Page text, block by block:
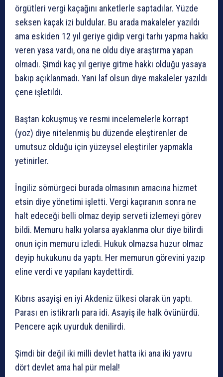
örgütleri vergi kaçağını anketlerle saptadılar. Yüzde
seksen kaçak izi buldular. Bu arada makaleler yazıldı
ama eskiden 12 yıl geriye gidip vergi tarhı yapma hakkı
veren yasa vardı, ona ne oldu diye araştırma yapan
olmadı. Şimdi kaç yıl geriye gitme hakkı olduğu yasaya
bakıp açıklanmadı. Yani laf olsun diye makaleler yazıldı
çene işletildi.
Baştan kokuşmuş ve resmi incelemelerle korrapt
(yoz) diye nitelenmiş bu düzende eleştirenler de
umutsuz olduğu için yüzeysel eleştiriler yapmakla
yetinirler.
İngiliz sömürgeci burada olmasının amacına hizmet
etsin diye yönetimi işletti. Vergi kaçıranın sonra ne
halt edeceği belli olmaz deyip serveti izlemeyi görev
bildi. Memuru halkı yolarsa ayaklanma olur diye bilirdi
onun için memuru izledi. Hukuk olmazsa huzur olmaz
deyip hukukunu da yaptı. Her memurun görevini yazıp
eline verdi ve yapılanı kaydettirdi.
Kıbrıs asayişi en iyi Akdeniz ülkesi olarak ün yaptı.
Parası en istikrarlı para idi. Asayiş ile halk övünürdü.
Pencere açık uyurduk denilirdi.
Şimdi bir değil iki milli devlet hatta iki ana iki yavru
dört devlet ama hal pür melal!